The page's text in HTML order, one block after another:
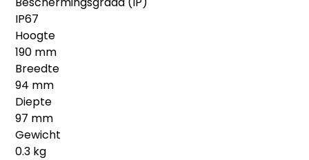
IP67
Hoogte
190 mm
Breedte
94 mm
Diepte
97 mm
Gewicht
0.3 kg